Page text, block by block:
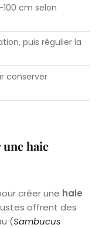
cm selon
puis régulier la
conserver
haie
créer une haie
offrent des
(Sambucus